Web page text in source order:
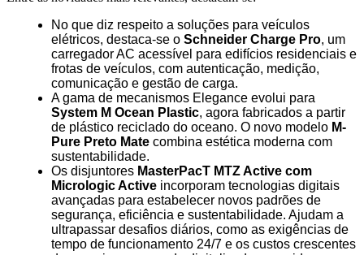
No que diz respeito a soluções para veículos
elétricos, destaca-se o Schneider Charge Pro, um
carregador AC acessível para edifícios residenciais e
frotas de veículos, com autenticação, medição,
comunicação e gestão de carga.
A gama de mecanismos Elegance evolui para
System M Ocean Plastic, agora fabricados a partir
de plástico reciclado do oceano. O novo modelo M-
Pure Preto Mate combina estética moderna com
sustentabilidade.
Os disjuntores MasterPacT MTZ Active com
Micrologic Active incorporam tecnologias digitais
avançadas para estabelecer novos padrões de
segurança, eficiência e sustentabilidade. Ajudam a
ultrapassar desafios diários, como as exigências de
tempo de funcionamento 24/7 e os custos crescentes